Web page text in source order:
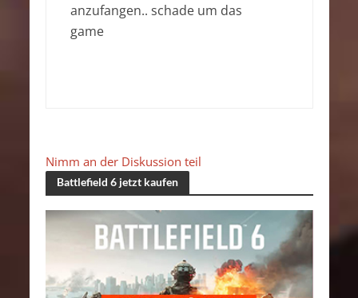
anzufangen.. schade um das
game
Nimm an der Diskussion teil
Battlefield 6 jetzt kaufen